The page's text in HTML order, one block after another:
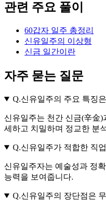
관련 주요 풀이
60갑자 일주 총정리
신유일주의 이상형
신금 일간이란
자주 묻는 질문
Q.신유일주의 주요 특징
신유일주는 천간 신금(辛金
세하고 치밀하며 정교한 분
Q.신유일주가 적합한 직
신유일주자는 예술성과 정
능력을 보여줍니다.
Q.신유일주의 장단점은